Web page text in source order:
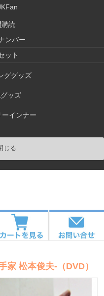
読
ンバー
ット
ググッズ
ッズ
ーインナー
じる
家 松本俊夫-（DVD）